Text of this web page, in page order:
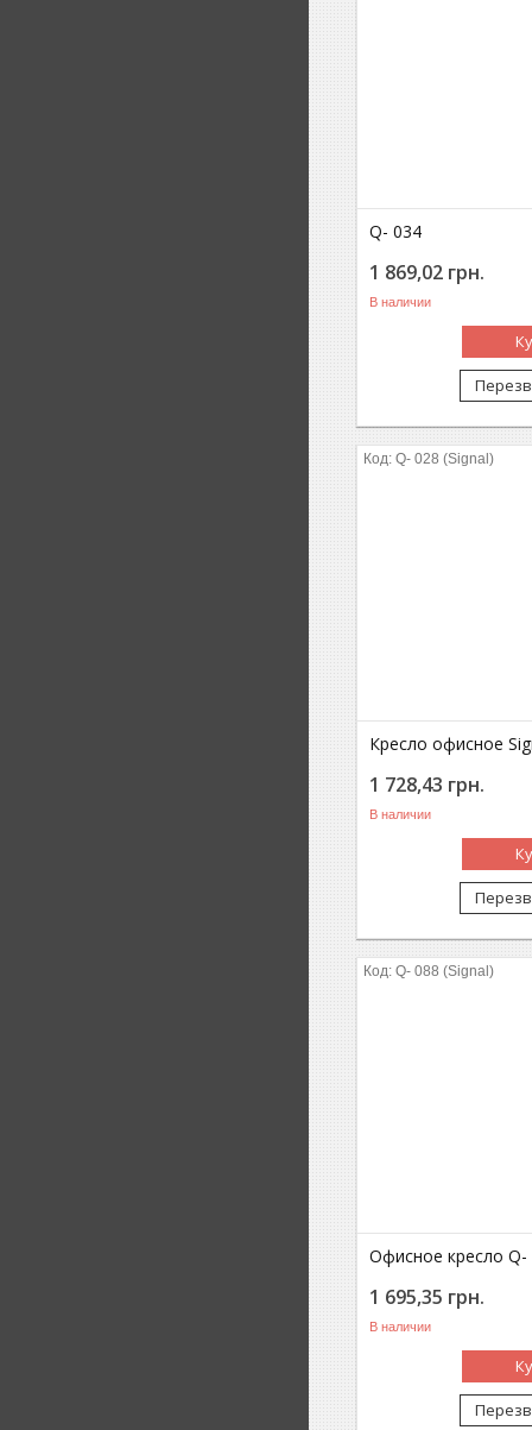
Q- 034
1 869,02 грн.
В наличии
Q- 028 (Signal)
Кресло офисное
1 728,43 грн.
В наличии
Q- 088 (Signal)
Офисное кресло Q-
1 695,35 грн.
В наличии